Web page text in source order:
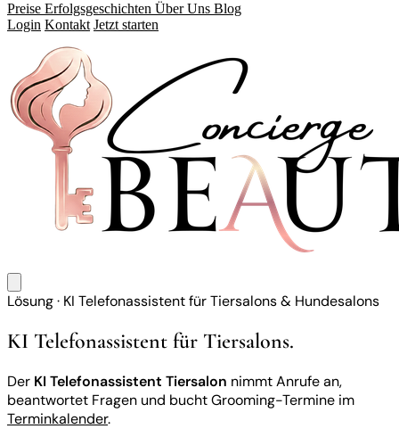
Preise Erfolgsgeschichten Über Uns Blog
Login Kontakt Jetzt starten
Lösung · KI Telefonassistent für Tiersalons & Hundesalons
KI Telefonassistent für Tiersalons.
Der KI Telefonassistent Tiersalon nimmt Anrufe an,
beantwortet Fragen und bucht Grooming-Termine im
Terminkalender.